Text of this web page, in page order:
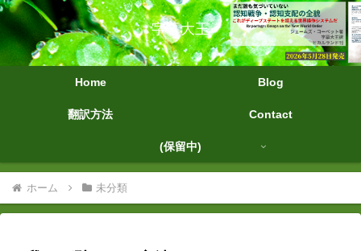
字幕大王
Home Blog
翻訳方法 Contact
(保留中)
ホーム 未分類